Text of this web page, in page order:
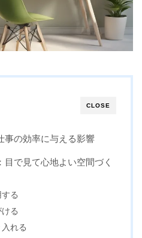
CLOSE
事の効率に与える影響
目で見て心地よい空間づく
る
る
れる